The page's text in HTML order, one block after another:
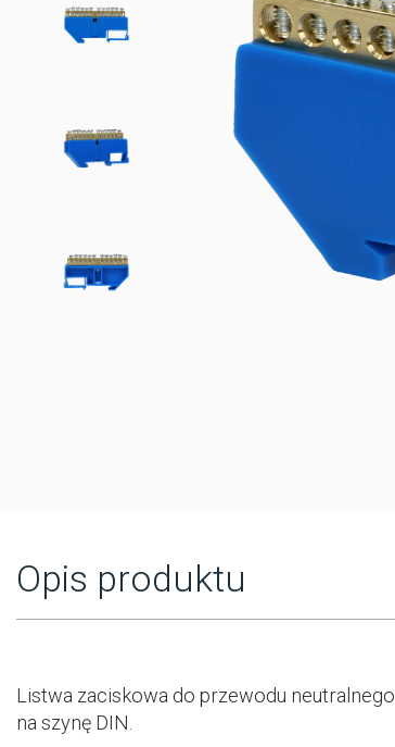
Opis produktu
Listwa zaciskowa do przewodu
na szynę DIN.